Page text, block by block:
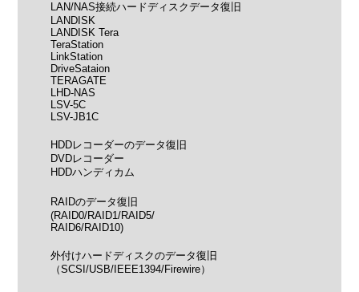
LAN/NAS接続ハードディスクデータ復旧
LANDISK
LANDISK Tera
TeraStation
LinkStation
DriveSataion
TERAGATE
LHD-NAS
LSV-5C
LSV-JB1C
HDDレコーダーのデータ復旧
DVDレコーダー
HDDハンディカム
RAIDのデータ復旧
(RAID0/RAID1/RAID5/
RAID6/RAID10)
外付けハードディスクのデータ復旧
（SCSI/USB/IEEE1394/Firewire）